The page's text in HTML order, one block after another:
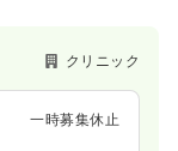
クリニック
一時募集休止